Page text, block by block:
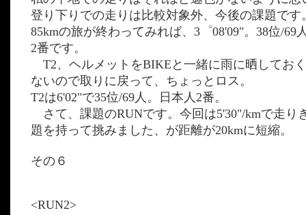
登り下りでの走りは比較対象外、今後の課題です
85kmの旅が終わってみれば、3゜08'09"。38位/69
2番です。
T2、ヘルメットをBIKEと一緒に雨に晒してお
ないので取りに戻って、ちょっとロス。
T2は6'02"で35位/69人。日本人2番。
さて、課題のRUNです。今回は5'30"/kmで走り
題を持って挑みました、が距離が20kmに短縮。
その６
<RUN2>